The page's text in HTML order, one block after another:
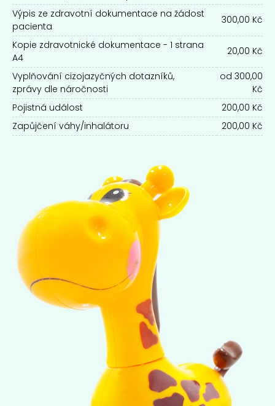
Výpis ze zdravotní dokumentace na žádost
pacienta
300,00 Kč
Kopie zdravotnické dokumentace - 1 strana
A4
20,00 Kč
Vyplňování cizojazyčných dotazníků,
zprávy dle náročnosti
od 300,00
Kč
Pojistná událost
200,00 Kč
Zapůjčení váhy/inhalátoru
200,00 Kč